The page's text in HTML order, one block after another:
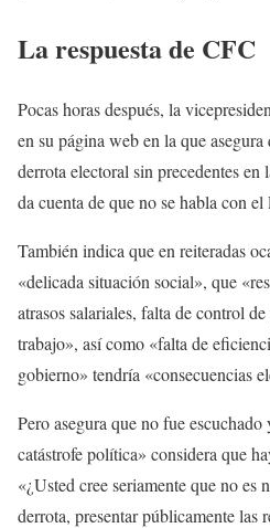
La respuesta de CFC
Pocas horas después, la
en su página web en la que
derrota electoral sin precedentes
da cuenta de que no se habla con el
También indica que en reiteradas
«delicada situación social», que
atrasos salariales, falta de control
trabajo», así como «falta de
gobierno» tendría «consecuencias
Pero asegura que no fue escuchado
catástrofe política» considera que
«¿Usted cree seriamente que no es
derrota, presentar públicamente las